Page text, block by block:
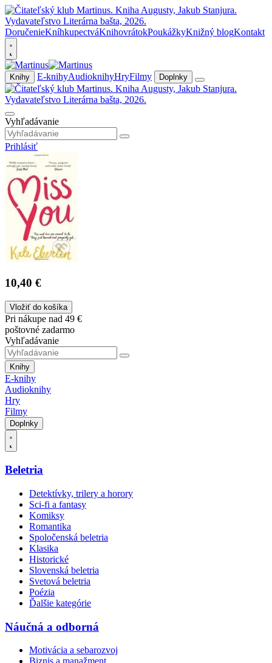
DoručenieKníhkupectváKnihovrátokPoukážkyKnižný blogKontakt
Knihy E-knihyAudioknihyHryFilmy Doplnky
Vyhľadávanie
Prihlásiť
10,40 €
Vložiť do košíka
Pri nákupe nad 49 €
poštovné zadarmo
Vyhľadávanie
Knihy
E-knihy
Audioknihy
Hry
Filmy
Doplnky
Beletria
Detektívky, trilery a horory
Sci-fi a fantasy
Komiksy
Romantika
Spoločenská beletria
Klasika
Historické
Slovenská beletria
Svetová beletria
Poézia
Ďalšie kategórie
Náučná a odborná
Motivácia a sebarozvoj